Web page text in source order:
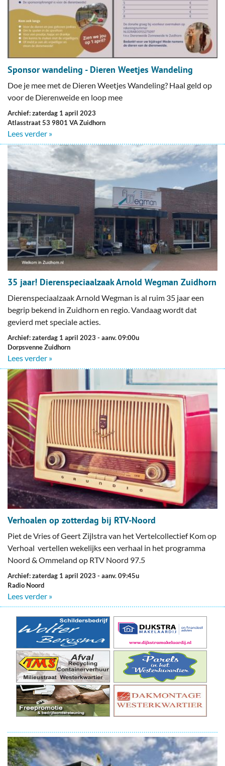
Sponsor wandeling - Dieren Weetjes Wandeling
Doe je mee met de Dieren Weetjes Wandeling? Haal geld op
voor de Dierenweide en loop mee
Archief: zaterdag 1 april 2023
Atlasstraat 53 9801 VA Zuidhorn
Lees verder »
35 jaar! Dierenspeciaalzaak Arnold Wegman Zuidhorn
Dierenspeciaalzaak Arnold Wegman is al ruim 35 jaar een
begrip bekend in Zuidhorn en regio. Vandaag wordt dat
gevierd met speciale acties.
Archief: zaterdag 1 april 2023 - aanv. 09:00u
Dorpsvenne Zuidhorn
Lees verder »
Verhoalen op zotterdag bij RTV-Noord
Piet de Vries of Geert Zijlstra van het Vertelcollectief Kom op
Verhoal vertellen wekelijks een verhaal in het programma
Noord & Ommeland op RTV Noord 97.5
Archief: zaterdag 1 april 2023 - aanv. 09:45u
Radio Noord
Lees verder »